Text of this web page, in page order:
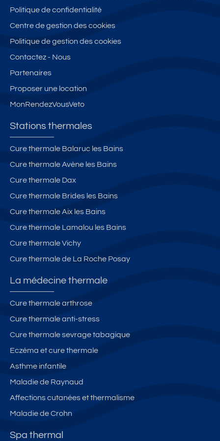
Politique de confidentialité
Centre de gestion des cookies
Politique de gestion des cookies
Contactez - Nous
Partenaires
Proposer une location
MonRendezVousVeto
Stations thermales
Cure thermale Balaruc les Bains
Cure thermale Avène les Bains
Cure thermale Dax
Cure thermale Brides les Bains
Cure thermale Aix les Bains
Cure thermale Lamalou les Bains
Cure thermale Vichy
Cure thermale de La Roche Posay
La médecine thermale
Cure thermale arthrose
Cure thermale anti-stress
Cure thermale sevrage tabagique
Eczéma et cure thermale
Asthme infantile
Maladie de Raynaud
Affections cutanées et thermalisme
Maladie de Crohn
Spa thermal